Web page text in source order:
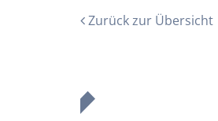
Zurück zur Übersicht